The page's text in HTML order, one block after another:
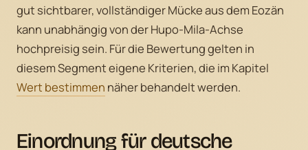
gut sichtbarer, vollständiger Mücke aus dem Eozän
kann unabhängig von der Hupo-Mila-Achse
hochpreisig sein. Für die Bewertung gelten in
diesem Segment eigene Kriterien, die im Kapitel
Wert bestimmen näher behandelt werden.
Einordnung für deutsche